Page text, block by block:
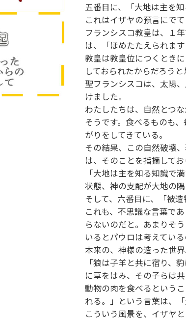
五番目に、「大地は主を
これはイザヤの預言にで
フランシスコ教皇は、１
は、「ほめたたえられま
教皇は教皇位につくとき
しておられたからだろうと
聖フランシスコは、太陽
けました。
わたしたちは、自然とつ
そうです。食べるものも
がりをしてきている。
その結果、この自然破壊
は、そのことを指摘してお
「大地は主を知る知識で
状態、神の支配が大地の
そして、六番目に、「被
これも、不思議な言葉で
らないのだと。あまりそ
いるとパウロは考えてい
本来の、神様の造った世
「狼は子羊と共に宿り、
に草をはみ、その子らは
動物の肉を食べるという
れる。」という言葉は、
こういう風景を、イザヤ